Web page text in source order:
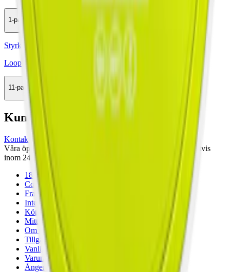
1-pack
Styrka Normal · Slim
Loop Spicy Apple Strong
11-pack
Kundservice
Kontakta oss
Våra öppettider är: Alla dagar 08:00 - 18:00 Vi svarar vanligtvis
inom 24 timmar på vardagar.
18-årsgräns
Cookiepolicy
Frakt- och leveransvillkor
Integritetspolicy
Köpvillkor
Mitt konto
Om Snuset.se
Tillgänglighetsredogörelse
Vanliga frågor
Varumärken
Ånger